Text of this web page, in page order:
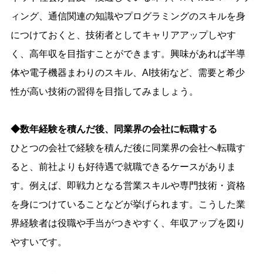
ィング、通信関連の知識やプログラミングのスキルを身
につけておくと、技術者としてキャリアアップしやす
く、高年収を目指すことができます。興味があれば半導
体や電子機器まわりのスキル、AI技術など、需要と希少
性が高い技術の習得を目指してみましょう。
◆数年経験を積んだ後、同業界の会社に転職する
ひとつの会社で経験を積んだ後に同業界の会社へ転職す
ると、前社よりも好待遇で就職できるケースがありま
す。例えば、即戦力となる営業スキルや専門技術・資格
を身につけていることなどが挙げられます。こうした業
界経験者は役職や手当がつきやすく、年収アップを図り
やすいです。